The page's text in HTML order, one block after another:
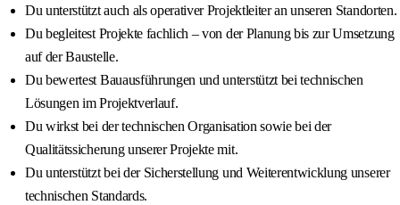
Du unterstützt auch als operativer Projektleiter an unseren Standorten.
Du begleitest Projekte fachlich – von der Planung bis zur Umsetzung
auf der Baustelle.
Du bewertest Bauausführungen und unterstützt bei technischen
Lösungen im Projektverlauf.
Du wirkst bei der technischen Organisation sowie bei der
Qualitätssicherung unserer Projekte mit.
Du unterstützt bei der Sicherstellung und Weiterentwicklung unserer
technischen Standards.